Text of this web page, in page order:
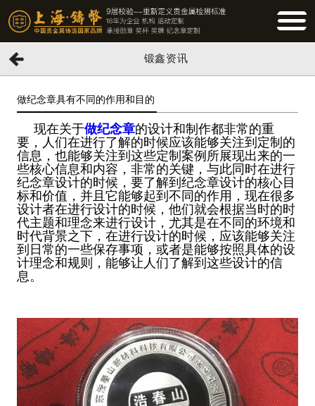
锻鑫资讯
做纪念章具有不同的作用和目的
现在关于做纪念章的设计和制作都非常的重
要，人们在进行了解的时候应该能够关注到定制的
信息，也能够关注到这些定制案例所展现出来的一
些核心信息和内容，非常的关键，与此同时在进行
纪念章设计的时候，要了解到纪念章设计的核心目
标和价值，并且它能够起到不同的作用，现在很多
设计者在进行设计的时候，他们就会根据当时的时
代主题和理念来进行设计，尤其是在不同的环境和
时代背景之下，在进行设计的时候，应该能够关注
到日常的一些保存事项，或者是能够按照具体的设
计理念和规则，能够让人们了解到这些设计的信
息。